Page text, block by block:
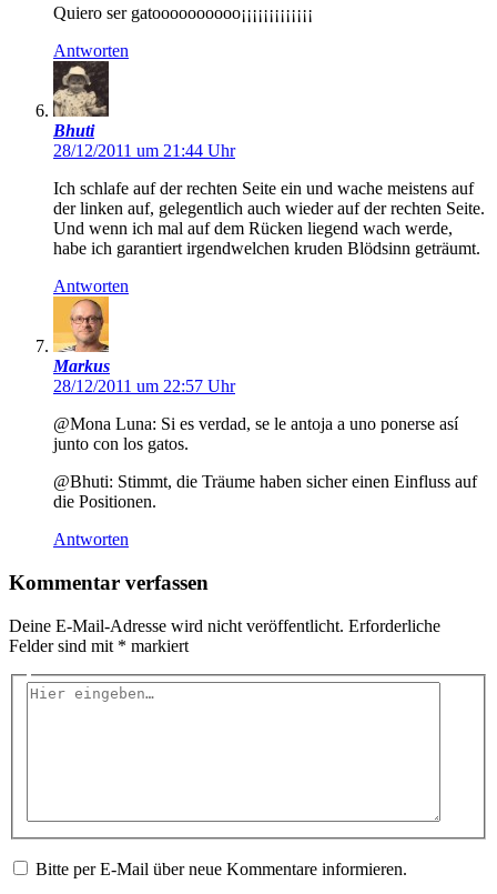
Quiero ser gatoooooooooo¡¡¡¡¡¡¡¡¡¡¡¡¡
Antworten
Bhuti
28/12/2011 um 21:44 Uhr
Ich schlafe auf der rechten Seite ein und wache meistens auf
der linken auf, gelegentlich auch wieder auf der rechten Seite.
Und wenn ich mal auf dem Rücken liegend wach werde,
habe ich garantiert irgendwelchen kruden Blödsinn geträumt.
Antworten
Markus
28/12/2011 um 22:57 Uhr
@Mona Luna: Si es verdad, se le antoja a uno ponerse así
junto con los gatos.
@Bhuti: Stimmt, die Träume haben sicher einen Einfluss auf
die Positionen.
Antworten
Kommentar verfassen
Deine E-Mail-Adresse wird nicht veröffentlicht. Erforderliche
Felder sind mit * markiert
Hier
Bitte per E-Mail über neue Kommentare informieren.